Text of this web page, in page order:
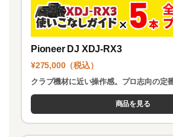
Pioneer DJ XDJ-RX3
¥275,000（税込）
クラブ機材に近い操作感。プロ志向の定
商品を見る